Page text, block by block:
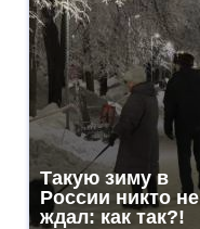
Такую зиму в
России никто не
ждал: как так?!